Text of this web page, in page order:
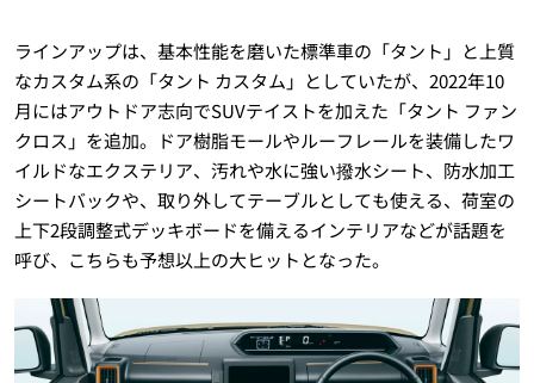
ラインアップは、基本性能を磨いた標準車の「タント」と上質
なカスタム系の「タント カスタム」としていたが、2022年10
月にはアウトドア志向でSUVテイストを加えた「タント ファン
クロス」を追加。ドア樹脂モールやルーフレールを装備したワ
イルドなエクステリア、汚れや水に強い撥水シート、防水加工
シートバックや、取り外してテーブルとしても使える、荷室の
上下2段調整式デッキボードを備えるインテリアなどが話題を
呼び、こちらも予想以上の大ヒットとなった。